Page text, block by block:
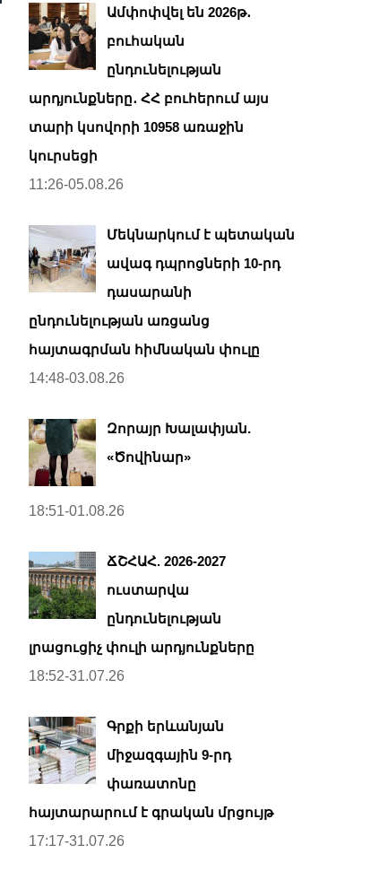
Ամփոփվել են 2026թ․
բուհական
ընդունելության
արդյունքները․ ՀՀ բուհերում այս
տարի կսովորի 10958 առաջին
կուրսեցի
11:26-05.08.26
Մեկնարկում է պետական
ավագ դպրոցների 10-րդ
դասարանի
ընդունելության առցանց
հայտագրման հիմնական փուլը
14:48-03.08.26
Զորայր Խալափյան.
«Ծովինար»
18:51-01.08.26
ՃՇՀԱՀ. 2026-2027
ուստարվա
ընդունելության
լրացուցիչ փուլի արդյունքները
18:52-31.07.26
Գրքի երևանյան
միջազգային 9-րդ
փառատոնը
հայտարարում է գրական մրցույթ
17:17-31.07.26